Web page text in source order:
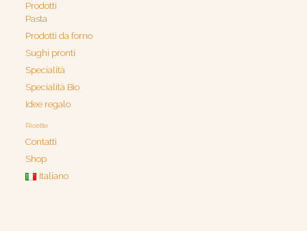
Prodotti
Pasta
Prodotti da forno
Sughi pronti
Specialità
Specialità Bio
Idee regalo
Ricette
Contatti
Shop
Italiano